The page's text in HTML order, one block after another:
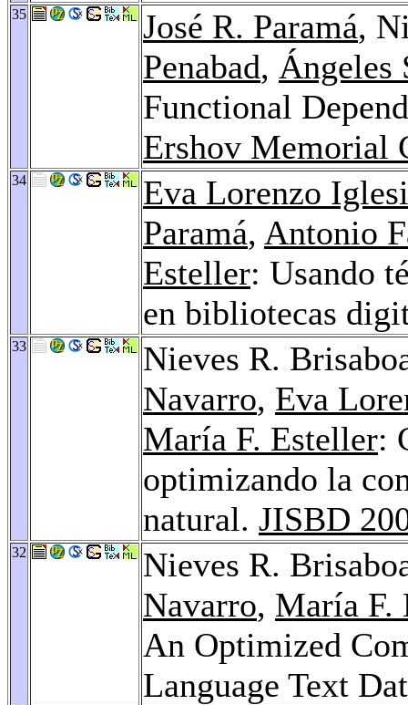
35 José R. Paramá,
Penabad, Ángeles
Functional
Ershov Memorial
34
Eva Lorenzo
Paramá, Antonio
Esteller: Usando
en bibliotecas
33
Nieves R.
Navarro, Eva
María F. Esteller:
optimizando la
natural. JISBD
32
Nieves R.
Navarro, María F.
An Optimized
Language Text